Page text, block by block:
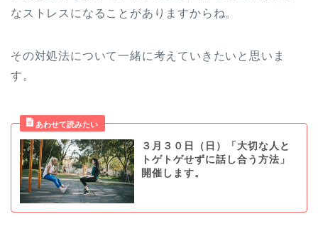
なストレスになることがありますからね。
その対処法について一緒に考えていきたいと思いま
す。
３月３０日（日）「大切な人と
トゲトゲせずに話し合う方法」
開催します。